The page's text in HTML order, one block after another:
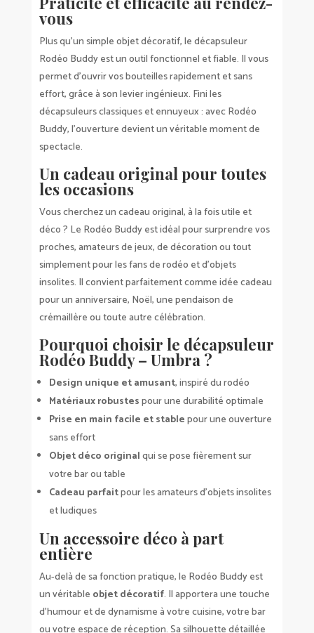
vous
Plus qu’un simple objet décoratif, le décapsuleur
Rodéo Buddy est un outil fonctionnel et fiable. Il vous
permet d’ouvrir vos bouteilles rapidement et sans
effort, grâce à son levier ingénieux. Fini les
décapsuleurs classiques et ennuyeux : avec Rodéo
Buddy, l’ouverture devient un véritable moment de
spectacle.
Un cadeau original pour toutes
les occasions
Vous cherchez un cadeau original, à la fois utile et
déco ? Le Rodéo Buddy est idéal pour surprendre vos
proches, amateurs de jeux, de décoration ou tout
simplement pour les fans de rodéo et d’objets
insolites. Il convient parfaitement comme idée cadeau
pour un anniversaire, Noël, une pendaison de
crémaillère ou toute autre célébration.
Pourquoi choisir le décapsuleur
Rodéo Buddy – Umbra ?
Design unique et amusant, inspiré du rodéo
Matériaux robustespour une durabilité optimale
Prise en main facile et stablepour une ouverture
sans effort
Objet déco originalqui se pose fièrement sur
votre bar ou table
Cadeau parfaitpour les amateurs d’objets insolites
et ludiques
Un accessoire déco à part
entière
Au-delà de sa fonction pratique, le Rodéo Buddy est
un véritable objet décoratif. Il apportera une touche
d’humour et de dynamisme à votre cuisine, votre bar